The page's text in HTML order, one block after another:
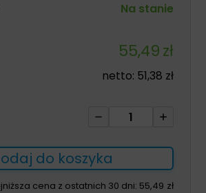
Na stanie
55,49zł
netto: 51,38 zł
ilość
stawu
skokowego
MalleoTim
do koszyka
cena z ostatnich 30 dni: 55,49 zł